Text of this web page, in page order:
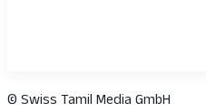
© Swiss Tamil Media GmbH